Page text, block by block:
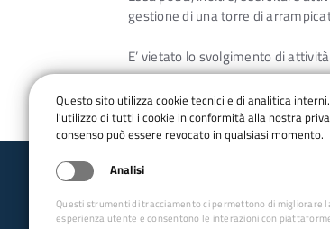
gestione di una torre di
E’ vietato lo svolgimento di
Sezione di Livorno
Questo sito utilizza cookie tecnici e di analitica
l'utilizzo di tutti i cookie in conformità alla nostra
consenso può essere revocato in qualsiasi momento.
Analisi
Questi strumenti di tracciamento ci permettono di migliorare
esperienza utente e consentono le interazioni con